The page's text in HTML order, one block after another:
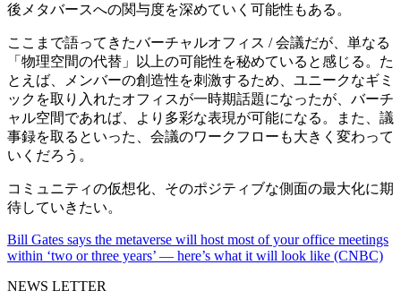
後メタバースへの関与度を深めていく可能性もある。
ここまで語ってきたバーチャルオフィス / 会議だが、単なる
「物理空間の代替」以上の可能性を秘めていると感じる。た
とえば、メンバーの創造性を刺激するため、ユニークなギミ
ックを取り入れたオフィスが一時期話題になったが、バーチ
ャル空間であれば、より多彩な表現が可能になる。また、議
事録を取るといった、会議のワークフローも大きく変わって
いくだろう。
コミュニティの仮想化、そのポジティブな側面の最大化に期
待していきたい。
Bill Gates says the metaverse will host most of your office meetings
within ‘two or three years’ — here’s what it will look like (CNBC)
NEWS LETTER